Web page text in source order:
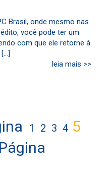
Brasil, onde mesmo nas
você pode ter um
com que ele retorne à
leia mais >>
1 2 3 4 5